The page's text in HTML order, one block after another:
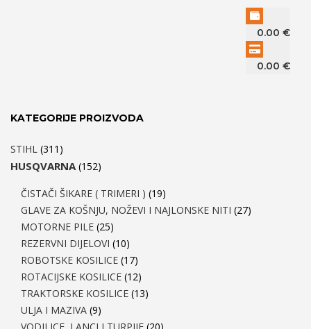
0.00 €
0.00 €
KATEGORIJE PROIZVODA
STIHL (311)
HUSQVARNA (152)
ČISTAČI ŠIKARE ( TRIMERI ) (19)
GLAVE ZA KOŠNJU, NOŽEVI I NAJLONSKE NITI (27)
MOTORNE PILE (25)
REZERVNI DIJELOVI (10)
ROBOTSKE KOSILICE (17)
ROTACIJSKE KOSILICE (12)
TRAKTORSKE KOSILICE (13)
ULJA I MAZIVA (9)